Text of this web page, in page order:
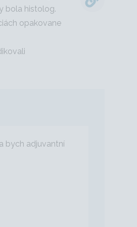
bola histolog.
opakovane
bych adjuvantní